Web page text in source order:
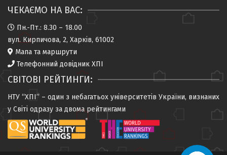
ЧЕКАЄМО НА ВАС:
Пн.-Пт.: 8.30 – 18.00
вул. Кирпичова, 2, Харків, 61002
Мапа та маршрути
Телефонний довідник ХПІ
СВІТОВІ РЕЙТИНГИ:
НТУ “ХПІ” – один з небагатьох університетів України, визнаних
у Світі одразу за двома рейтингами